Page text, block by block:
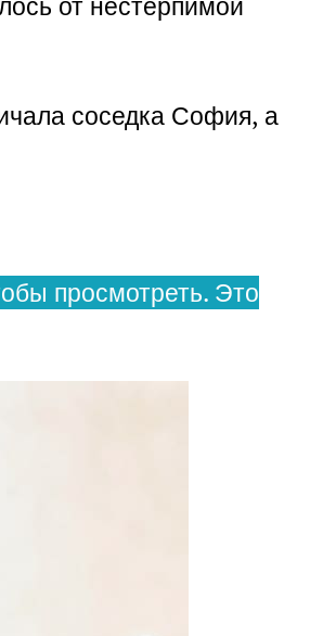
соседка София, а
просмотреть. Это